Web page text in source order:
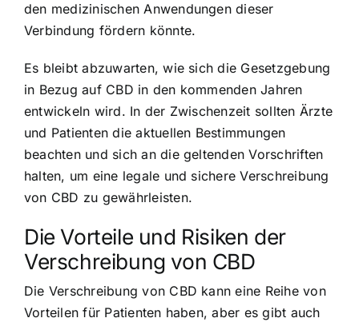
den medizinischen Anwendungen dieser
Verbindung fördern könnte.
Es bleibt abzuwarten, wie sich die Gesetzgebung
in Bezug auf CBD in den kommenden Jahren
entwickeln wird. In der Zwischenzeit sollten Ärzte
und Patienten die aktuellen Bestimmungen
beachten und sich an die geltenden Vorschriften
halten, um eine legale und sichere Verschreibung
von CBD zu gewährleisten.
Die Vorteile und Risiken der
Verschreibung von CBD
Die Verschreibung von CBD kann eine Reihe von
Vorteilen für Patienten haben, aber es gibt auch